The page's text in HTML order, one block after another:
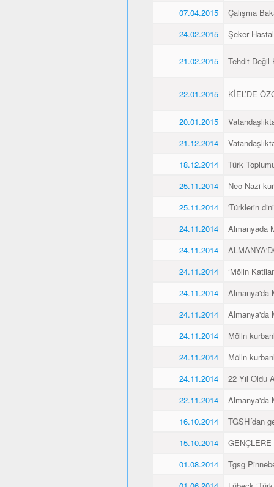
07.04.2015
Çalışma
24.02.2015
Şeker
21.02.2015 Tehdit Değil
22.01.2015 KİEL’DE
20.01.2015
21.12.2014
18.12.2014
Türk
25.11.2014
Neo-Nazi
25.11.2014
'Türklerin
24.11.2014
Almanyada
24.11.2014
24.11.2014
‘Mölln
24.11.2014
Almanya'da
24.11.2014
Almanya'da
24.11.2014
Mölln
24.11.2014
Mölln
24.11.2014
22 Yıl Oldu
22.11.2014
Almanya'da
16.10.2014
TGSH´dan
15.10.2014
01.08.2014
Tgsg